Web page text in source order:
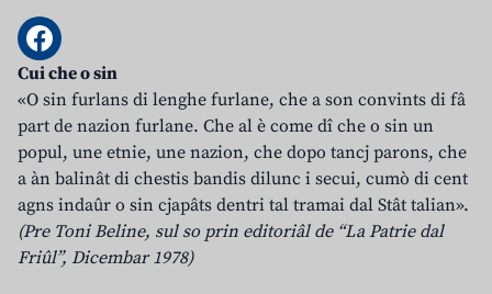
Cui che o sin
«O sin furlans di lenghe furlane, che a son convints di fâ
part de nazion furlane. Che al è come dî che o sin un
popul, une etnie, une nazion, che dopo tancj parons, che
a àn balinât di chestis bandis dilunc i secui, cumò di cent
agns indaûr o sin cjapâts dentri tal tramai dal Stât talian».
(Pre Toni Beline, sul so prin editoriâl de “La Patrie dal
Friûl”, Dicembar 1978)